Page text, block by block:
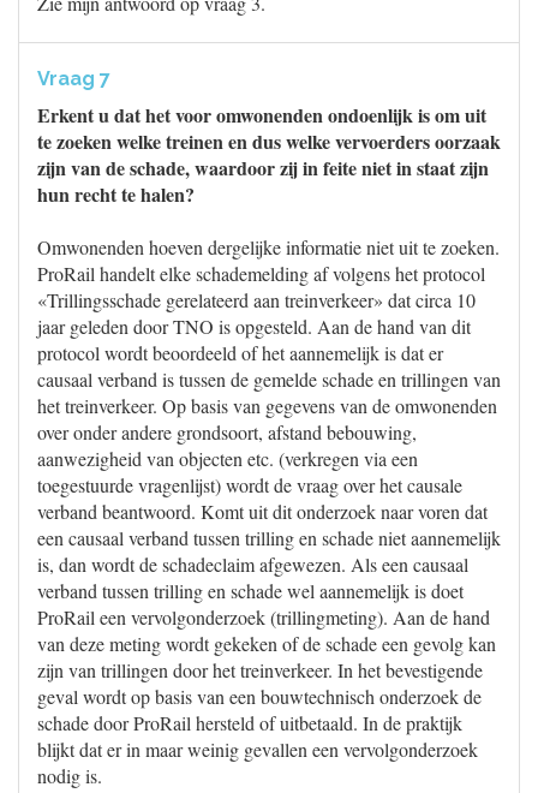
Vraag 7
Erkent u dat het voor omwonenden ondoenlijk is om uit
te zoeken welke treinen en dus welke vervoerders oorzaak
zijn van de schade, waardoor zij in feite niet in staat zijn
hun recht te halen?
Omwonenden hoeven dergelijke informatie niet uit te zoeken.
ProRail handelt elke schademelding af volgens het protocol
«Trillingsschade gerelateerd aan treinverkeer» dat circa 10
jaar geleden door TNO is opgesteld. Aan de hand van dit
protocol wordt beoordeeld of het aannemelijk is dat er
causaal verband is tussen de gemelde schade en trillingen van
het treinverkeer. Op basis van gegevens van de omwonenden
over onder andere grondsoort, afstand bebouwing,
aanwezigheid van objecten etc. (verkregen via een
toegestuurde vragenlijst) wordt de vraag over het causale
verband beantwoord. Komt uit dit onderzoek naar voren dat
een causaal verband tussen trilling en schade niet aannemelijk
is, dan wordt de schadeclaim afgewezen. Als een causaal
verband tussen trilling en schade wel aannemelijk is doet
ProRail een vervolgonderzoek (trillingmeting). Aan de hand
van deze meting wordt gekeken of de schade een gevolg kan
zijn van trillingen door het treinverkeer. In het bevestigende
geval wordt op basis van een bouwtechnisch onderzoek de
schade door ProRail hersteld of uitbetaald. In de praktijk
blijkt dat er in maar weinig gevallen een vervolgonderzoek
nodig is.